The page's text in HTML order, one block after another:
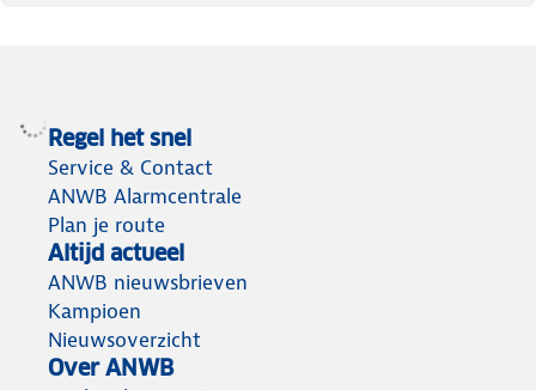
Regel het snel
Service & Contact
ANWB Alarmcentrale
Plan je route
Altijd actueel
ANWB nieuwsbrieven
Kampioen
Nieuwsoverzicht
Over ANWB